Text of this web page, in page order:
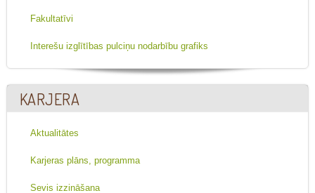
Fakultatīvi
Interešu izglītības pulciņu nodarbību grafiks
KARJERA
Aktualitātes
Karjeras plāns, programma
Sevis izzināšana